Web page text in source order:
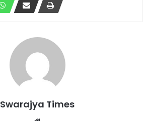
Swarajya Times